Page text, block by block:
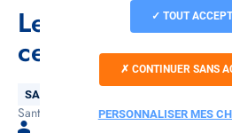
Le document
ce que c’est ?
Thématique
SANTÉ
Tags
Santé au travail
TOUT
CONTINUER SANS
PERSONNALISER MES